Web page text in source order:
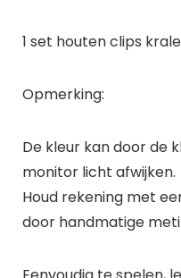
1 set houten clips
Opmerking:
De kleur kan door de
monitor licht afwijken.
Houd rekening met
door handmatige